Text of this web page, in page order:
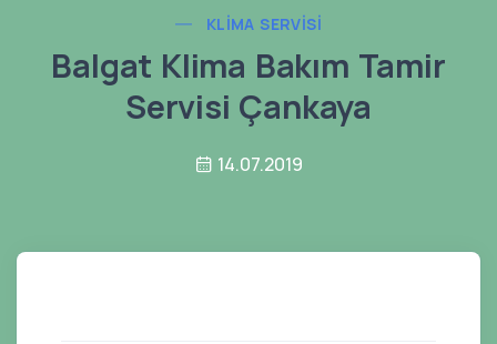
KLIMA SERVISI
Balgat Klima Bakım Tamir
Servisi Çankaya
14.07.2019